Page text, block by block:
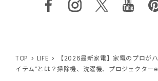
TOP LIFE
【2026最新家電】家電のプロが
イテム”とは？掃除機、洗濯機、プロジェクター